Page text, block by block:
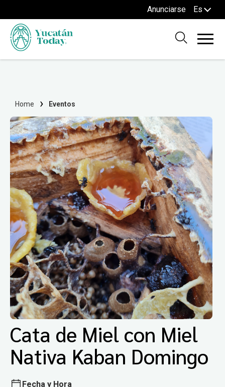
Anunciarse Es
Home Eventos
Cata de Miel con Miel
Nativa Kaban Domingo
Fecha y Hora